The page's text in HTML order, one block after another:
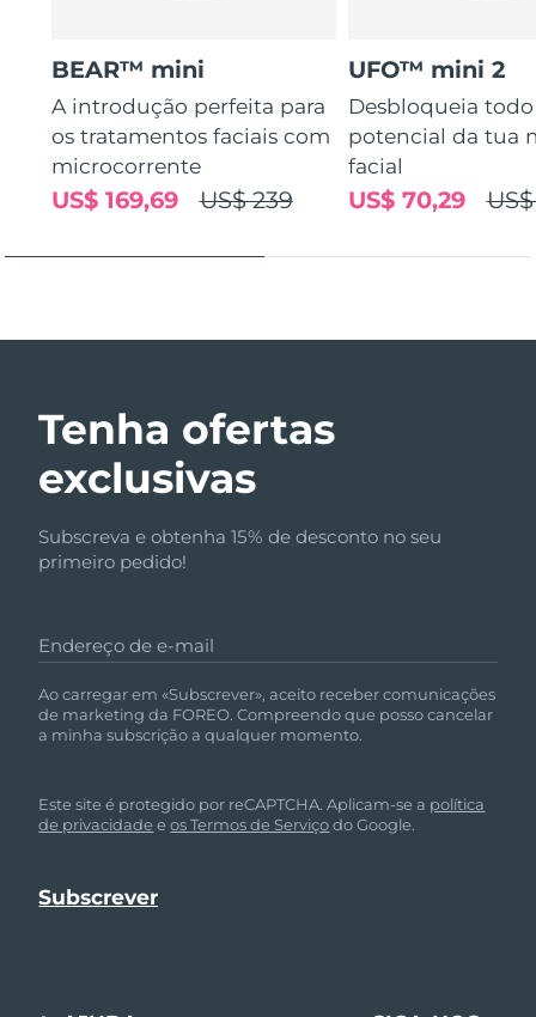
BEAR™ mini
A introdução perfeita para
os tratamentos faciais com
microcorrente
US$ 239
US$ 169,69
UFO™ mini 2
Desbloqueia
potencial da tua
facial
US$ 70,29
Tenha ofertas
exclusivas
Subscreva e obtenha 15% de desconto no seu
primeiro pedido!
Endereço de e-mail
Ao carregar em «Subscrever», aceito receber comunicações
de marketing da FOREO. Compreendo que posso cancelar
a minha subscrição a qualquer momento.
Este site é protegido por reCAPTCHA. Aplicam-se a política
de privacidade eos Termos de Serviçodo Google.